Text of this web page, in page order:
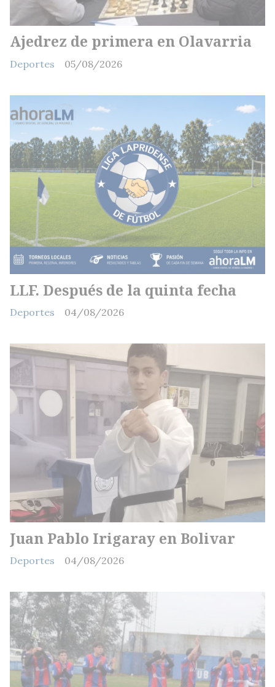
Ajedrez de primera en Olavarria
Deportes 05/08/2026
LLF. Después de la quinta fecha
Deportes 04/08/2026
Juan Pablo Irigaray en Bolivar
Deportes 04/08/2026